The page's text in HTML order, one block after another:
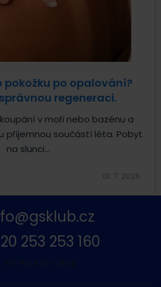
pokožku po opalování?
regeneraci.
v moři nebo bazénu a
příjemnou součástí léta. Pobyt
na slunci...
01. 7. 2026
253 253 160